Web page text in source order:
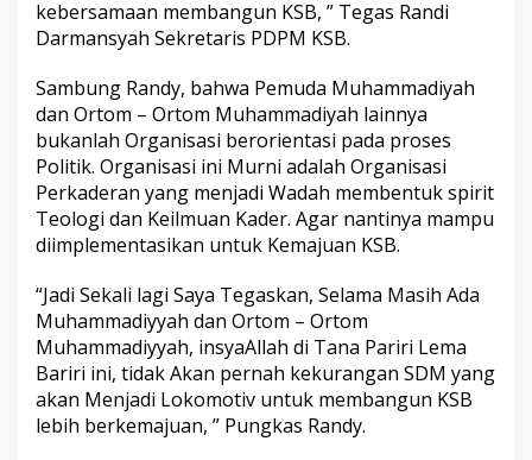
kebersamaan membangun KSB, ” Tegas Randi
Darmansyah Sekretaris PDPM KSB.
Sambung Randy, bahwa Pemuda Muhammadiyah
dan Ortom – Ortom Muhammadiyah lainnya
bukanlah Organisasi berorientasi pada proses
Politik. Organisasi ini Murni adalah Organisasi
Perkaderan yang menjadi Wadah membentuk spirit
Teologi dan Keilmuan Kader. Agar nantinya mampu
diimplementasikan untuk Kemajuan KSB.
“Jadi Sekali lagi Saya Tegaskan, Selama Masih Ada
Muhammadiyyah dan Ortom – Ortom
Muhammadiyyah, insyaAllah di Tana Pariri Lema
Bariri ini, tidak Akan pernah kekurangan SDM yang
akan Menjadi Lokomotiv untuk membangun KSB
lebih berkemajuan, ” Pungkas Randy.